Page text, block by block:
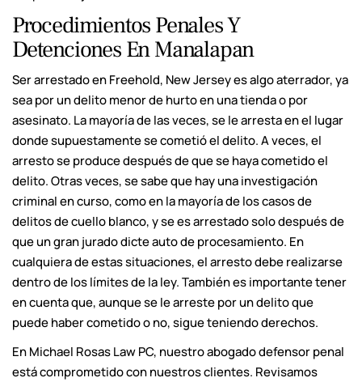
Procedimientos Penales Y
Detenciones En Manalapan
Ser arrestado en Freehold, New Jersey es algo aterrador, ya
sea por un delito menor de hurto en una tienda o por
asesinato. La mayoría de las veces, se le arresta en el lugar
donde supuestamente se cometió el delito. A veces, el
arresto se produce después de que se haya cometido el
delito. Otras veces, se sabe que hay una investigación
criminal en curso, como en la mayoría de los casos de
delitos de cuello blanco, y se es arrestado solo después de
que un gran jurado dicte auto de procesamiento. En
cualquiera de estas situaciones, el arresto debe realizarse
dentro de los límites de la ley. También es importante tener
en cuenta que, aunque se le arreste por un delito que
puede haber cometido o no, sigue teniendo derechos.
En Michael Rosas Law PC, nuestro abogado defensor penal
está comprometido con nuestros clientes. Revisamos